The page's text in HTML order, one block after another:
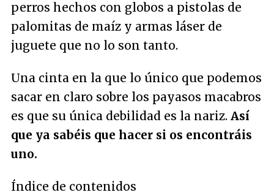
perros hechos con globos a pistolas de
palomitas de maíz y armas láser de
juguete que no lo son tanto.
Una cinta en la que lo único que podemos
sacar en claro sobre los payasos macabros
es que su única debilidad es la nariz. Así
que ya sabéis que hacer si os encontráis
uno.
Índice de contenidos